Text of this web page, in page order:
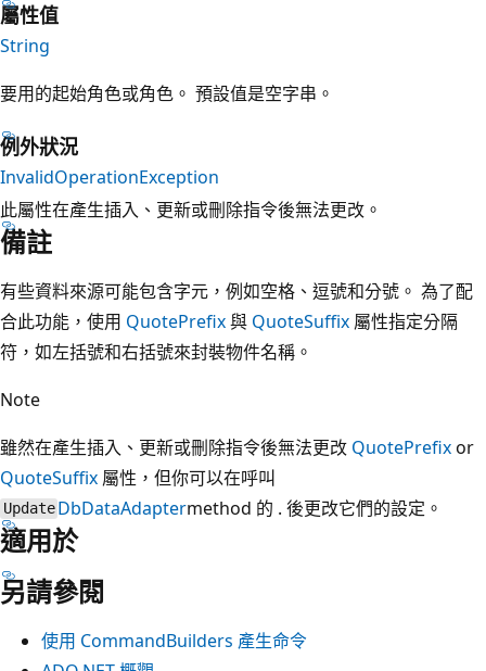
屬性值
String
要用的起始角色或角色。 預設值是空字串。
例外狀況
InvalidOperationException
此屬性在產生插入、更新或刪除指令後無法更改。
備註
有些資料來源可能包含字元，例如空格、逗號和分號。 為了配
合此功能，使用 QuotePrefix與 QuoteSuffix 屬性指定分隔
符，如左括號和右括號來封裝物件名稱。
Note
雖然在產生插入、更新或刪除指令後無法更改 QuotePrefixor
QuoteSuffix 屬性，但你可以在呼叫
Update DbDataAdaptermethod 的 . 後更改它們的設定。
適用於
另請參閱
使用 CommandBuilders 產生命令